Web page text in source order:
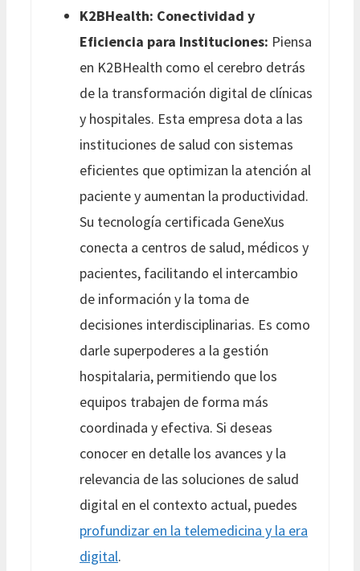
K2BHealth: Conectividad y
Eficiencia para Instituciones: Piensa
en K2BHealth como el cerebro detrás
de la transformación digital de clínicas
y hospitales. Esta empresa dota a las
instituciones de salud con sistemas
eficientes que optimizan la atención al
paciente y aumentan la productividad.
Su tecnología certificada GeneXus
conecta a centros de salud, médicos y
pacientes, facilitando el intercambio
de información y la toma de
decisiones interdisciplinarias. Es como
darle superpoderes a la gestión
hospitalaria, permitiendo que los
equipos trabajen de forma más
coordinada y efectiva. Si deseas
conocer en detalle los avances y la
relevancia de las soluciones de salud
digital en el contexto actual, puedes
profundizar en la telemedicina y la era
digital.